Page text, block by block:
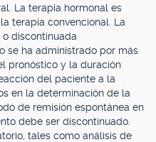
La terapia hormonal es
terapia convencional. La
discontinuada
se ha administrado por más
pronóstico y la duración
del paciente a la
en la determinación de la
de remisión espontánea en
debe ser discontinuado.
tales como análisis de